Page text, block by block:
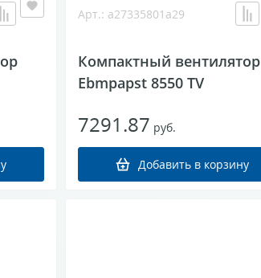
Арт.: a27335801a29
Компактный вентилятор
Ebmpapst 8550 TV
7291.87 руб.
Добавить в корзину